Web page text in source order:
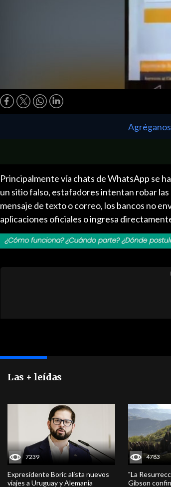
Principalmente vía chats de WhatsApp se
un sitio falso, estafadores intentan robar
mensaje de texto o correo, los bancos no
aplicaciones oficiales o ingresa
Las + leídas
7239
Expresidente Boric alista nuevos
viajes a Uruguay y Alemania
4783
"La
Gibson